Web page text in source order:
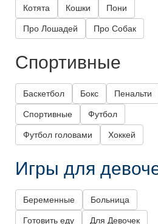
Котята Кошки Пони
Про Лошадей Про Собак
Спортивные
Баскетбол Бокс Пенальти
Спортивные Футбол
Футбол головами Хоккей
Игры для
Беременные Больница
Готовить еду Для Девочек